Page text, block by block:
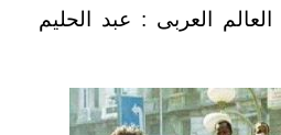
العربى : عبد الحليم